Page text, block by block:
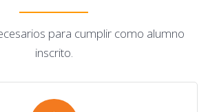
para cumplir como alumno
inscrito.